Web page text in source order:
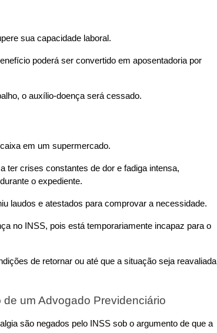
sua capacidade laboral.
poderá ser convertido em aposentadoria por
o auxílio-doença será cessado.
em um supermercado.
ter crises constantes de dor e fadiga intensa,
o expediente.
laudos e atestados para comprovar a necessidade.
no INSS, pois está temporariamente incapaz para o
de retornar ou até que a situação seja reavaliada
um Advogado Previdenciário
são negados pelo INSS sob o argumento de que a